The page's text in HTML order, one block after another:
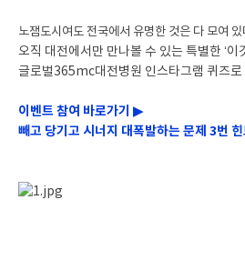
노잼도시여도 전국에서 유명한 것은 다 모여 있
오직 대전에서만 만나볼 수 있는 특별한 ‘이
글로벌365mc대전병원 인스타그램 퀴즈로
이벤트 참여 바로가기 ▶
빼고 당기고 시너지 대폭발하는 문제 3번